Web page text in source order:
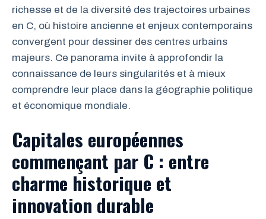
richesse et de la diversité des trajectoires urbaines
en C, où histoire ancienne et enjeux contemporains
convergent pour dessiner des centres urbains
majeurs. Ce panorama invite à approfondir la
connaissance de leurs singularités et à mieux
comprendre leur place dans la géographie politique
et économique mondiale.
Capitales européennes
commençant par C : entre
charme historique et
innovation durable